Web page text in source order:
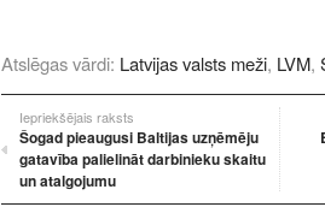
Atslēgas vārdi: Latvijas valsts meži, LVM,
Iepriekšējais raksts
Šogad pieaugusi Baltijas uzņēmēju
gatavība palielināt darbinieku skaitu
un atalgojumu